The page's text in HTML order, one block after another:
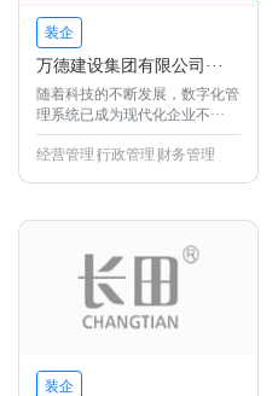
装企
万德建设集团有限公司···
随着科技的不断发展，数字化管
理系统已成为现代化企业不···
经营管理 行政管理 财务管理
装企